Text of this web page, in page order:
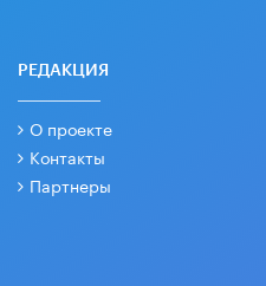
РЕДАКЦИЯ
О проекте
Контакты
Партнеры